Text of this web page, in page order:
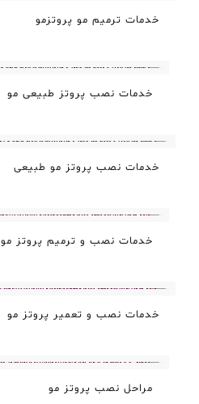
خدمات ترمیم مو پروتزمو
خدمات نصب پروتز طبیعی مو
خدمات نصب پروتز مو طبیعی
خدمات نصب و ترمیم پروتز مو
خدمات نصب و تعمیر پروتز مو
مراحل نصب پروتز مو